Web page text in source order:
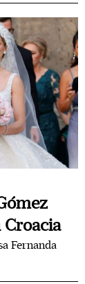
Fernanda